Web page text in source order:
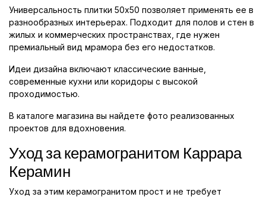
Универсальность плитки 50x50 позволяет применять ее в
разнообразных интерьерах. Подходит для полов и стен в
жилых и коммерческих пространствах, где нужен
премиальный вид мрамора без его недостатков.
Идеи дизайна включают классические ванные,
современные кухни или коридоры с высокой
проходимостью.
В каталоге магазина вы найдете фото реализованных
проектов для вдохновения.
Уход за керамогранитом Каррара
Керамин
Уход за этим керамогранитом прост и не требует